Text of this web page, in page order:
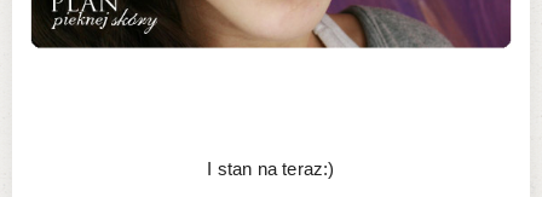
I stan na teraz:)